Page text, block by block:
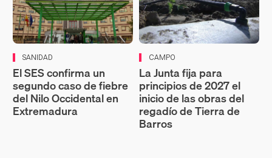
SANIDAD
El SES confirma un
segundo caso de fiebre
del Nilo Occidental en
Extremadura
CAMPO
La Junta fija para
principios de 2027 el
inicio de las obras del
regadío de Tierra de
Barros